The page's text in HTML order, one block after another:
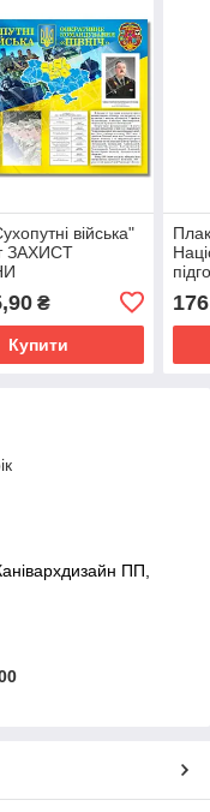
війська"
ЗАХИСТ
₴
Купити
176
ПП,